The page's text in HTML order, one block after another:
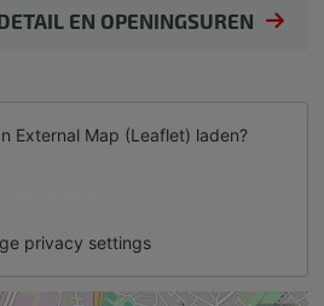
EN OPENINGSUREN
External Map (Leaflet) laden?
privacy settings